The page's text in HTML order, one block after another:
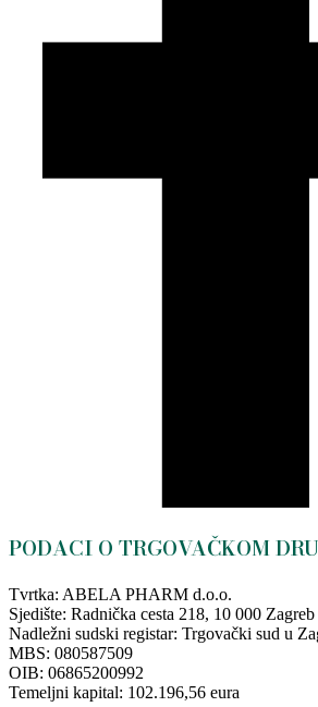
PODACI O TRGOVAČKOM
Tvrtka: ABELA PHARM d.o.o.
Sjedište: Radnička cesta 218, 10 000 Zagreb
Nadležni sudski registar: Trgovački sud u
MBS: 080587509
OIB: 06865200992
Temeljni kapital: 102.196,56 eura